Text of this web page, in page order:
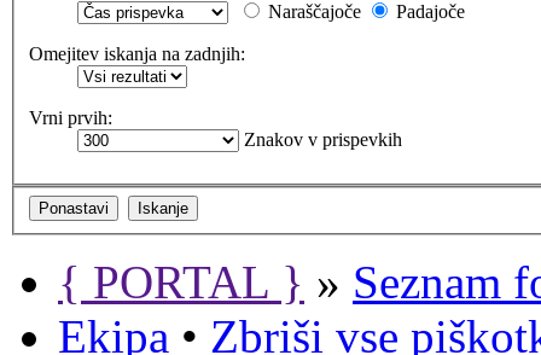
Naraščajoče
Padajoče
Omejitev iskanja na zadnjih:
Vrni prvih:
Znakov v prispevkih
{ PORTAL } » Seznam
Ekipa • Zbriši vse